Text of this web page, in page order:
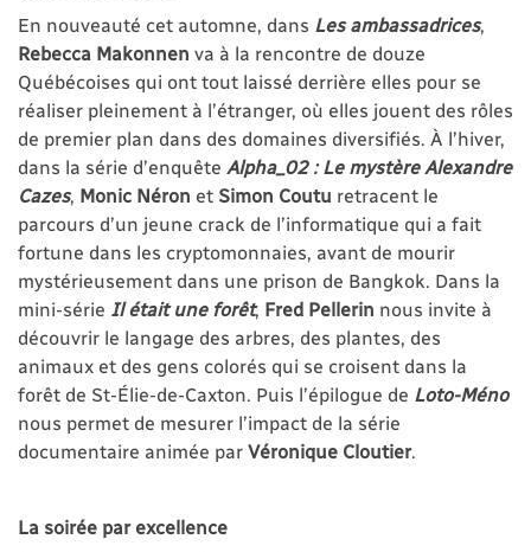
En nouveauté cet automne, dans Les ambassadrices,
Rebecca Makonnen va à la rencontre de douze
Québécoises qui ont tout laissé derrière elles pour se
réaliser pleinement à l’étranger, où elles jouent des rôles
de premier plan dans des domaines diversifiés. À l’hiver,
dans la série d’enquête Alpha_02 : Le mystère Alexandre
Cazes, Monic Néron et Simon Coutu retracent le
parcours d’un jeune crack de l’informatique qui a fait
fortune dans les cryptomonnaies, avant de mourir
mystérieusement dans une prison de Bangkok. Dans la
mini-série Il était une forêt, Fred Pellerin nous invite à
découvrir le langage des arbres, des plantes, des
animaux et des gens colorés qui se croisent dans la
forêt de St-Élie-de-Caxton. Puis l’épilogue de Loto-Méno
nous permet de mesurer l’impact de la série
documentaire animée par Véronique Cloutier.
La soirée par excellence